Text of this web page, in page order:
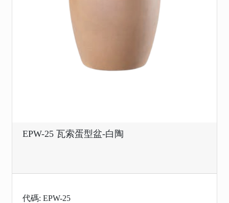
EPW-25 瓦索蛋型盆-白陶
代碼: EPW-25